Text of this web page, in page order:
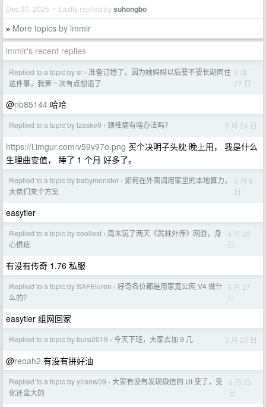
Dec 30, 2025 • Lastly replied bysuhongbo
» More topics by lmmir
lmmir's recent replies
Replied to a topic by sr › 准备订婚了，因为她妈妈以后要不要长期同住
这件事，我第一次有点想退了
6 月
27 日
@nb85144 哈哈
Replied to a topic by lzaske9 › 颈椎病有啥办法吗？ 5 月 24 日
https://i.imgur.com/v59v97o.png 买个决明子头枕 晚上用， 我是什么
生理曲变值， 睡了 1 个月 好多了。
Replied to a topic by babymonster › 如何在外面调用家里的本地算力，
大佬们来个方案
5 月 8
日
easytier
Replied to a topic by coollest › 周末玩了两天《武林外传》网游，身
心俱疲
4 月 20
日
有没有传奇 1.76 私服
Replied to a topic by SAFEluren › 好奇各位都是用家宽公网 V4 做什
么的？
3 月 27
日
easytier 组网回家
Replied to a topic by burp2019 › 今天下班，大家去加 9 几 3 月 23 日
@reoah2 有没有拼好油
Replied to a topic by yiranw09 › 大家有没有发现微信的 UI 变了，变
化还蛮大的
3 月 23
日